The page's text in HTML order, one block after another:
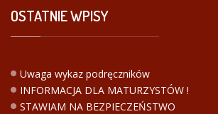
OSTATNIEWPISY
Uwaga wykaz podręczników
INFORMACJA DLA MATURZYSTÓW !
STAWIAM NA BEZPIECZEŃSTWO